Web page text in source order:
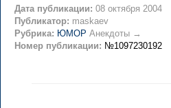
Дата публикации: 08 октября 2004
Публикатор: maskaev
Рубрика: ЮМОР Анекдоты →
Номер публикации: №1097230192